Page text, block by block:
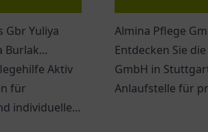
Gbr Yuliya
Burlak
Aktiv
für
individueller
Almina Pflege
Entdecken Sie
GmbH in
Anlaufstelle für